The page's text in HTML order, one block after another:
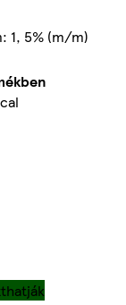
1, 5% (m/m)